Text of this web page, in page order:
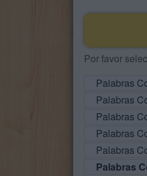
Por favor
Palabras
Palabras
Palabras
Palabras
Palabras
Palabras